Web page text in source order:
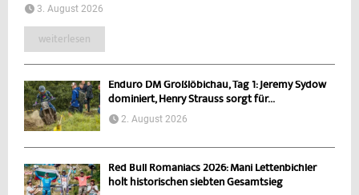
3. August 2026
weiterlesen
Enduro DM Großlöbichau, Tag 1: Jeremy Sydow
dominiert, Henry Strauss sorgt für...
2. August 2026
Red Bull Romaniacs 2026: Mani Lettenbichler
holt historischen siebten Gesamtsieg